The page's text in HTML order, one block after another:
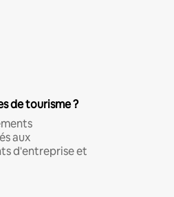
de tourisme ?
aux
d'entreprise et